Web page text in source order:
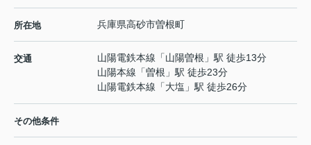
所在地 兵庫県高砂市曽根町
交通 山陽電鉄本線 「山陽曽根 」駅 徒歩13分
山陽本線 「曽根 」駅 徒歩23分
山陽電鉄本線 「大塩 」駅 徒歩26分
その他条件